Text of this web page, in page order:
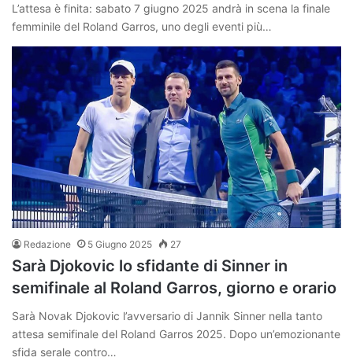
L’attesa è finita: sabato 7 giugno 2025 andrà in scena la finale
femminile del Roland Garros, uno degli eventi più…
Redazione 5 Giugno 2025 27
Sarà Djokovic lo sfidante di Sinner in
semifinale al Roland Garros, giorno e orario
Sarà Novak Djokovic l’avversario di Jannik Sinner nella tanto
attesa semifinale del Roland Garros 2025. Dopo un’emozionante
sfida serale contro…